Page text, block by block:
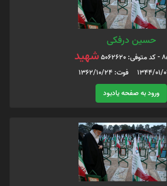
حسین درفکی
شهید
ورود به صفحه یادبود